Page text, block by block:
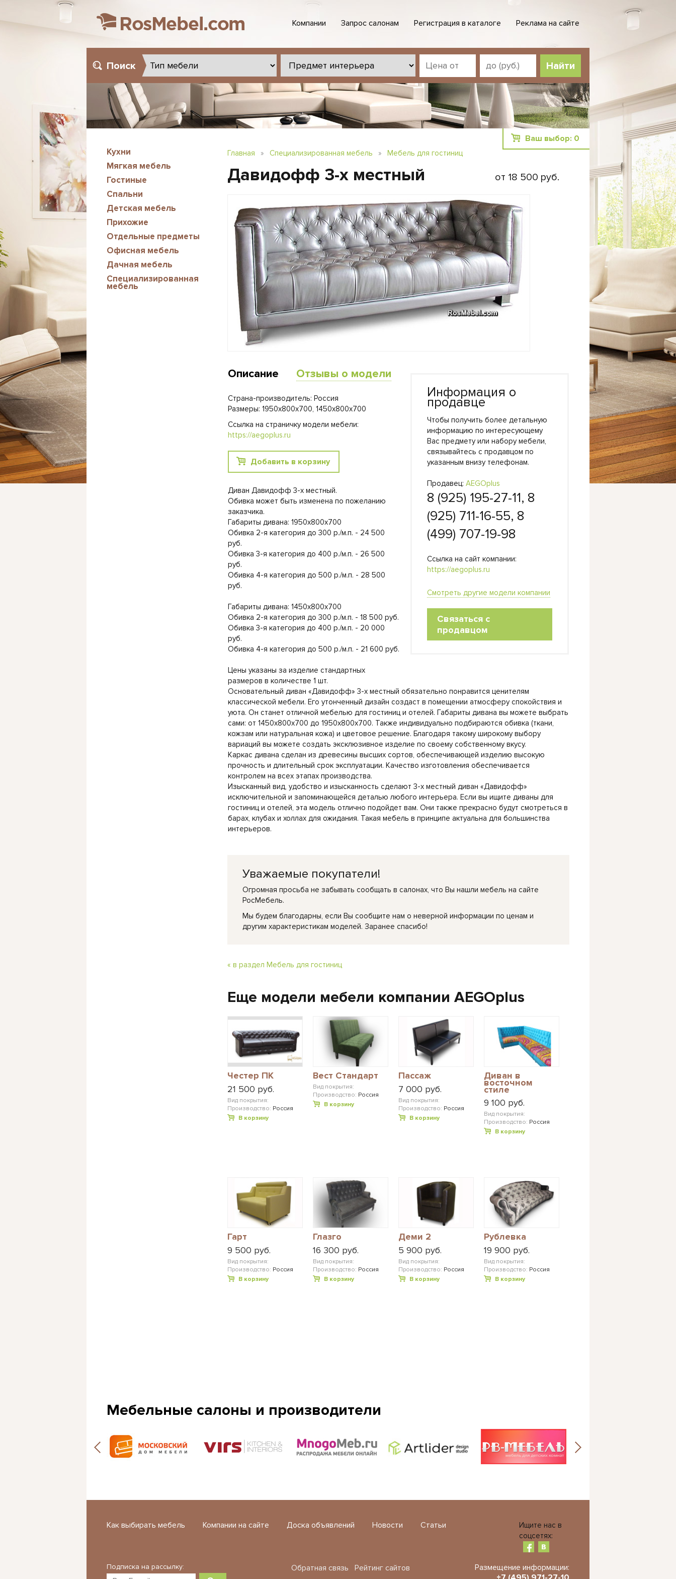
Компании Запрос салонам Регистрация в каталоге Реклама на сайте
Поиск
Кухни
Мягкая мебель
Гостиные
Спальни
Детская мебель
Прихожие
Отдельные предметы
Офисная мебель
Дачная мебель
Специализированная
мебель
Ваш выбор: 0
Главная » Специализированная мебель » Мебель для гостиниц
Давидофф 3-х местный от 18 500 руб.
Описание Отзывы о модели
Информация о
продавце
Чтобы получить более детальную
информацию по интересующему
Вас предмету или набору мебели,
связывайтесь с продавцом по
указанным внизу телефонам.
Продавец: AEGOplus
8 (925) 195-27-11, 8
(925) 711-16-55, 8
(499) 707-19-98
Ссылка на сайт компании:
https://aegoplus.ru
Смотреть другие модели компании
Связаться с
продавцом
Страна-производитель: Россия
Размеры: 1950х800х700, 1450х800х700
Ссылка на страничку модели мебели:
https://aegoplus.ru
Добавить в корзину
Диван Давидофф 3-х местный.
Обивка может быть изменена по пожеланию
заказчика.
Габариты дивана: 1950х800х700
Обивка 2-я категория до 300 р./м.п. - 24 500
руб.
Обивка 3-я категория до 400 р./м.п. - 26 500
руб.
Обивка 4-я категория до 500 р./м.п. - 28 500
руб.
Габариты дивана: 1450х800х700
Обивка 2-я категория до 300 р./м.п. - 18 500 руб.
Обивка 3-я категория до 400 р./м.п. - 20 000
руб.
Обивка 4-я категория до 500 р./м.п. - 21 600 руб.
Цены указаны за изделие стандартных
размеров в количестве 1 шт.
Основательный диван «Давидофф» 3-х местный обязательно понравится ценителям
классической мебели. Его утонченный дизайн создаст в помещении атмосферу спокойствия и
уюта. Он станет отличной мебелью для гостиниц и отелей. Габариты дивана вы можете выбрать
сами: от 1450х800х700 до 1950х800х700. Также индивидуально подбираются обивка (ткани,
кожзам или натуральная кожа) и цветовое решение. Благодаря такому широкому выбору
вариаций вы можете создать эксклюзивное изделие по своему собственному вкусу.
Каркас дивана сделан из древесины высших сортов, обеспечивающей изделию высокую
прочность и длительный срок эксплуатации. Качество изготовления обеспечивается
контролем на всех этапах производства.
Изысканный вид, удобство и изысканность сделают 3-х местный диван «Давидофф»
исключительной и запоминающейся деталью любого интерьера. Если вы ищите диваны для
гостиниц и отелей, эта модель отлично подойдет вам. Они также прекрасно будут смотреться в
барах, клубах и холлах для ожидания. Такая мебель в принципе актуальна для большинства
интерьеров.
Уважаемые покупатели!
Огромная просьба не забывать сообщать в салонах, что Вы нашли мебель на сайте
РосМебель.
Мы будем благодарны, если Вы сообщите нам о неверной информации по ценам и
другим характеристикам моделей. Заранее спасибо!
« в раздел Мебель для гостиниц
Еще модели мебели компании AEGOplus
Честер ПК
21 500 руб.
Вид покрытия:
Производство: Россия
В корзину
Вест Стандарт
Вид покрытия:
Производство: Россия
В корзину
Пассаж
7 000 руб.
Вид покрытия:
Производство: Россия
В корзину
Диван в
восточном
стиле
9 100 руб.
Вид покрытия:
Производство: Россия
В корзину
Гарт
9 500 руб.
Вид покрытия:
Производство: Россия
В корзину
Глазго
16 300 руб.
Вид покрытия:
Производство: Россия
В корзину
Деми 2
5 900 руб.
Вид покрытия:
Производство: Россия
В корзину
Рублевка
19 900 руб.
Вид покрытия:
Производство: Россия
В корзину
Мебельные салоны и производители
Как выбирать мебель Компании на сайте Доска объявлений Новости Статьи
Ищите нас в
соцсетях:
Подписка на рассылку: Обратная связь Рейтинг сайтов
Размещение информации: